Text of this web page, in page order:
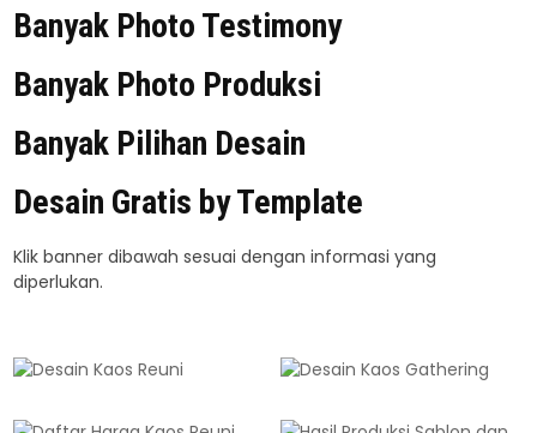
Banyak Photo Testimony
Banyak Photo Produksi
Banyak Pilihan Desain
Desain Gratis by Template
Klik banner dibawah sesuai dengan informasi yang
diperlukan.